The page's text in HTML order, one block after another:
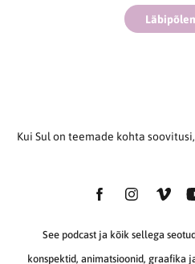
Kui Sul on teemade kohta
See podcast ja kõik sellega
konspektid, animatsioonid, graafika